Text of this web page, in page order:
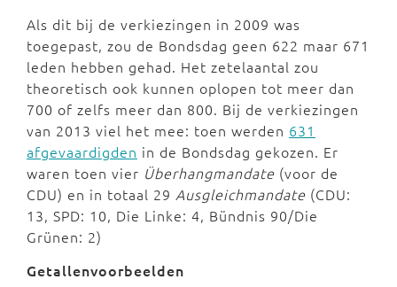
Als dit bij de verkiezingen in 2009 was
toegepast, zou de Bondsdag geen 622 maar 671
leden hebben gehad. Het zetelaantal zou
theoretisch ook kunnen oplopen tot meer dan
700 of zelfs meer dan 800. Bij de verkiezingen
van 2013 viel het mee: toen werden 631
afgevaardigden in de Bondsdag gekozen. Er
waren toen vier Überhangmandate (voor de
CDU) en in totaal 29 Ausgleichmandate (CDU:
13, SPD: 10, Die Linke: 4, Bündnis 90/Die
Grünen: 2)
Getallenvoorbeelden